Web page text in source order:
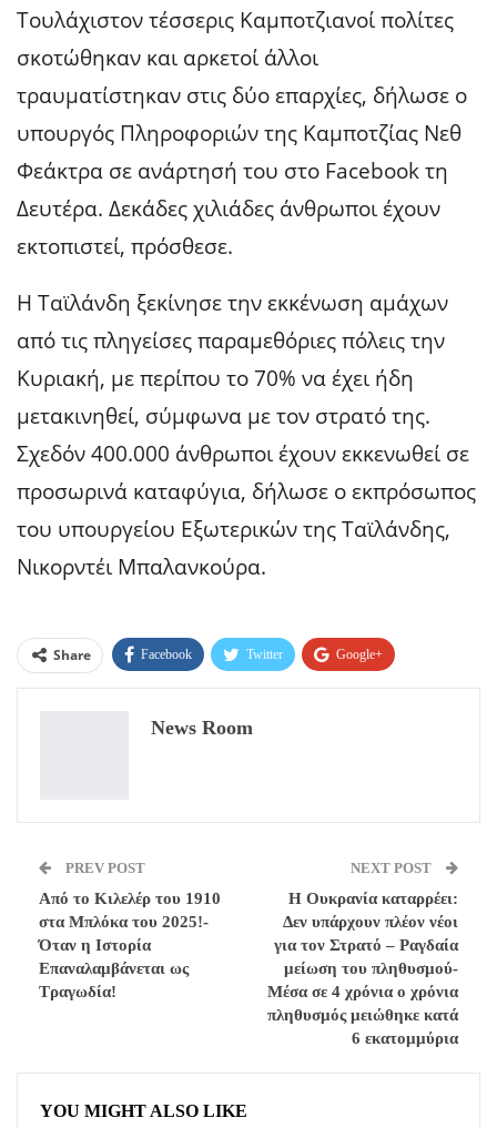
Τουλάχιστον τέσσερις Καμποτζιανοί πολίτες
σκοτώθηκαν και αρκετοί άλλοι
τραυματίστηκαν στις δύο επαρχίες, δήλωσε ο
υπουργός Πληροφοριών της Καμποτζίας Νεθ
Φεάκτρα σε ανάρτησή του στο Facebook τη
Δευτέρα. Δεκάδες χιλιάδες άνθρωποι έχουν
εκτοπιστεί, πρόσθεσε.
Η Ταϊλάνδη ξεκίνησε την εκκένωση αμάχων
από τις πληγείσες παραμεθόριες πόλεις την
Κυριακή, με περίπου το 70% να έχει ήδη
μετακινηθεί, σύμφωνα με τον στρατό της.
Σχεδόν 400.000 άνθρωποι έχουν εκκενωθεί σε
προσωρινά καταφύγια, δήλωσε ο εκπρόσωπος
του υπουργείου Εξωτερικών της Ταϊλάνδης,
Νικορντέι Μπαλανκούρα.
Share Facebook Twitter Google+
News Room
PREV POST
Από το Κιλελέρ του 1910
στα Μπλόκα του 2025!-
Όταν η Ιστορία
Επαναλαμβάνεται ως
Τραγωδία!
NEXT POST
Η Ουκρανία καταρρέει:
Δεν υπάρχουν πλέον νέοι
για τον Στρατό – Ραγδαία
μείωση του πληθυσμού-
Μέσα σε 4 χρόνια ο χρόνια
πληθυσμός μειώθηκε κατά
6 εκατομμύρια
YOU MIGHT ALSO LIKE